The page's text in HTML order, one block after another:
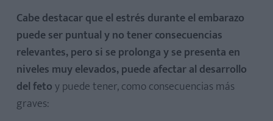
Cabe destacar que el estrés durante el embarazo
puede ser puntual y no tener consecuencias
relevantes, pero si se prolonga y se presenta en
niveles muy elevados, puede afectar al desarrollo
del fetoy puede tener, como consecuencias más
graves: